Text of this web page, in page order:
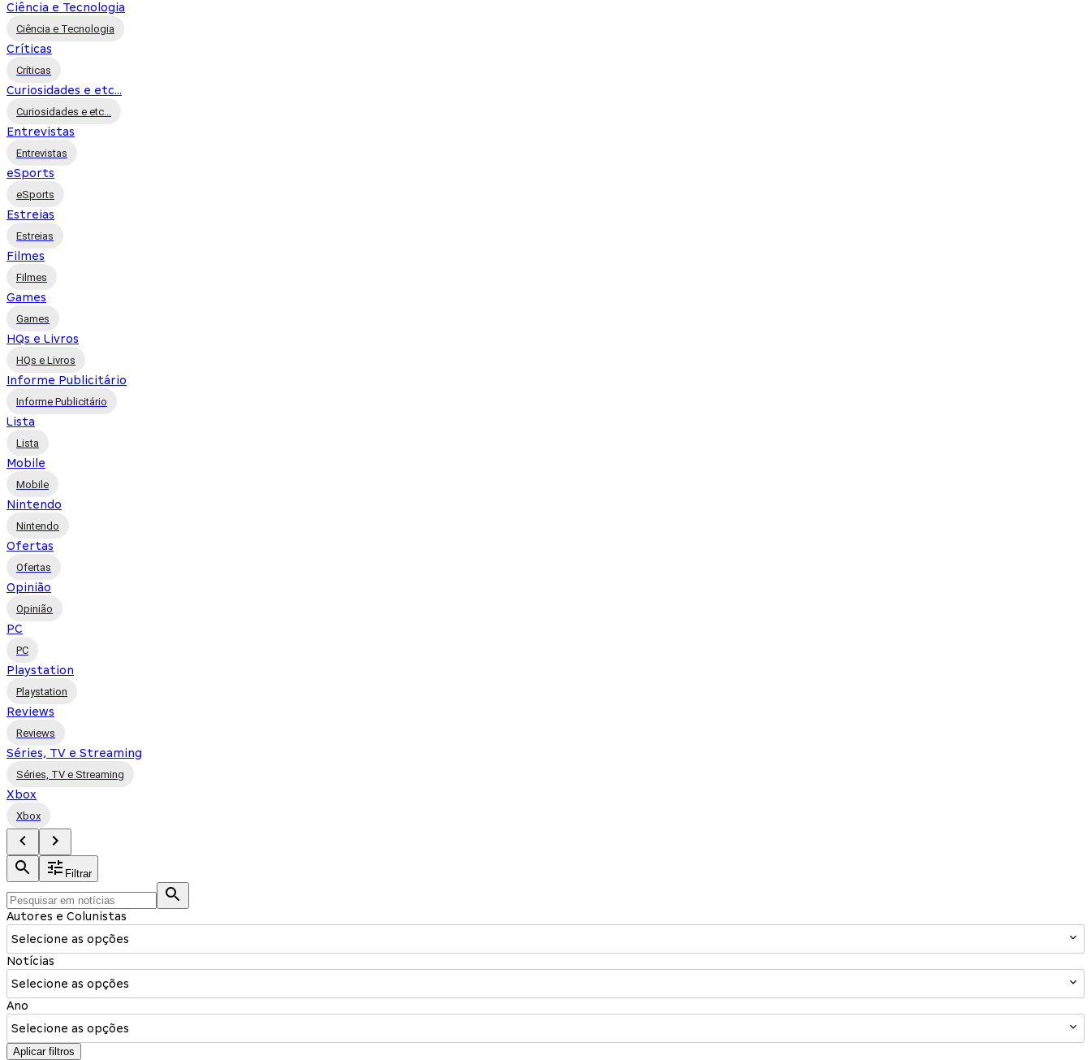
Ciência e Tecnologia
Ciência e Tecnologia
Críticas
Críticas
Curiosidades e etc...
Curiosidades e etc...
Entrevistas
Entrevistas
eSports
eSports
Estreias
Estreias
Filmes
Filmes
Games
Games
HQs e Livros
HQs e Livros
Informe Publicitário
Informe Publicitário
Lista
Lista
Mobile
Mobile
Nintendo
Nintendo
Ofertas
Ofertas
Opinião
Opinião
PC
PC
Playstation
Playstation
Reviews
Reviews
Séries, TV e Streaming
Séries, TV e Streaming
Xbox
Xbox
Filtrar
Autores e Colunistas
Selecione as opções
Notícias
Selecione as opções
Ano
Selecione as opções
Aplicar filtros